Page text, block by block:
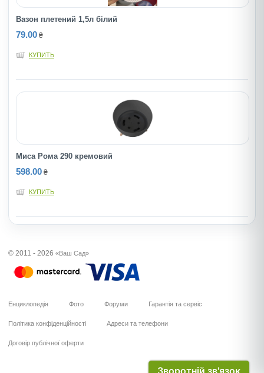
Вазон плетений 1,5л білий
79.00 ₴
КУПИТЬ
Миса Рома 290 кремовий
598.00 ₴
КУПИТЬ
© 2011 - 2026 «Ваш Сад»
Енциклопедія Фото Форуми Гарантія та сервіс
Політика конфіденційності Адреси та телефони
Договір публічної оферти